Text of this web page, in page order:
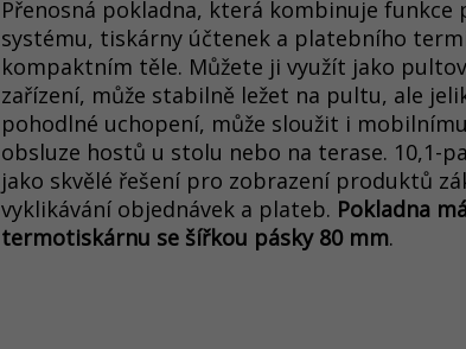
Přenosná pokladna, která kombinuje funkce
systému, tiskárny účtenek a platebního
kompaktním těle. Můžete ji využít jako
zařízení, může stabilně ležet na pultu, ale
pohodlné uchopení, může sloužit i
obsluze hostů u stolu nebo na terase. 10,1-
jako skvělé řešení pro zobrazení produktů
vyklikávání objednávek a plateb. Pokladna
termotiskárnu se šířkou pásky 80 mm.